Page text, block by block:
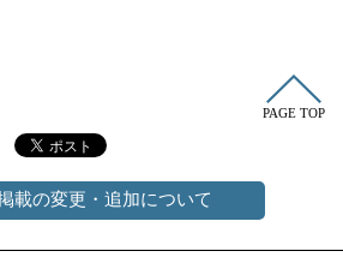
PAGE TOP
載の変更・追加について